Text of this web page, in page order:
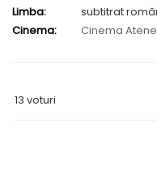
Limba:
subtitrat
Cinema:
Cinema
13 voturi